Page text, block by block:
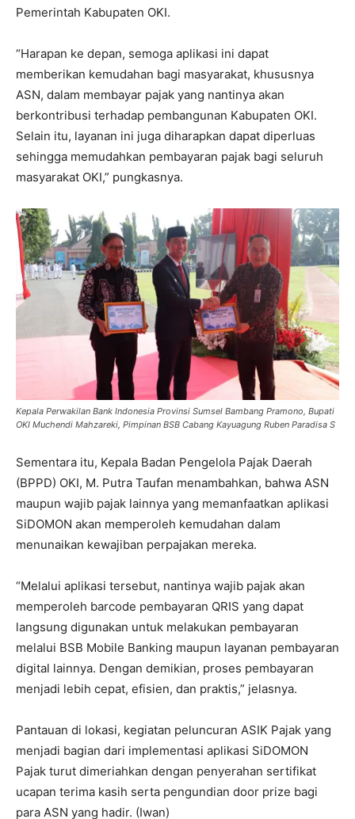
Pemerintah Kabupaten OKI.
“Harapan ke depan, semoga aplikasi ini dapat
memberikan kemudahan bagi masyarakat, khususnya
ASN, dalam membayar pajak yang nantinya akan
berkontribusi terhadap pembangunan Kabupaten OKI.
Selain itu, layanan ini juga diharapkan dapat diperluas
sehingga memudahkan pembayaran pajak bagi seluruh
masyarakat OKI,” pungkasnya.
Kepala Perwakilan Bank Indonesia Provinsi Sumsel Bambang Pramono, Bupati
OKI Muchendi Mahzareki, Pimpinan BSB Cabang Kayuagung Ruben Paradisa S
Sementara itu, Kepala Badan Pengelola Pajak Daerah
(BPPD) OKI, M. Putra Taufan menambahkan, bahwa ASN
maupun wajib pajak lainnya yang memanfaatkan aplikasi
SiDOMON akan memperoleh kemudahan dalam
menunaikan kewajiban perpajakan mereka.
“Melalui aplikasi tersebut, nantinya wajib pajak akan
memperoleh barcode pembayaran QRIS yang dapat
langsung digunakan untuk melakukan pembayaran
melalui BSB Mobile Banking maupun layanan pembayaran
digital lainnya. Dengan demikian, proses pembayaran
menjadi lebih cepat, efisien, dan praktis,” jelasnya.
Pantauan di lokasi, kegiatan peluncuran ASIK Pajak yang
menjadi bagian dari implementasi aplikasi SiDOMON
Pajak turut dimeriahkan dengan penyerahan sertifikat
ucapan terima kasih serta pengundian door prize bagi
para ASN yang hadir. (Iwan)